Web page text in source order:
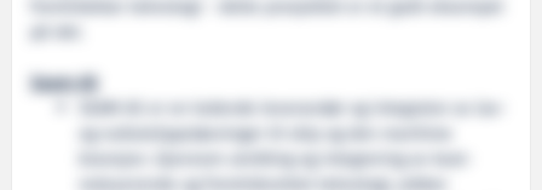
Seam AS
SEAM AS er en ledende leverandør og integrator av lav-
og nullutslippsløsninger til skip og den maritime
bransjen. Gjennom utvikling og integrering av kost-